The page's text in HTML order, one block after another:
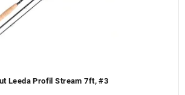
Leeda Profil Stream 7ft, #3